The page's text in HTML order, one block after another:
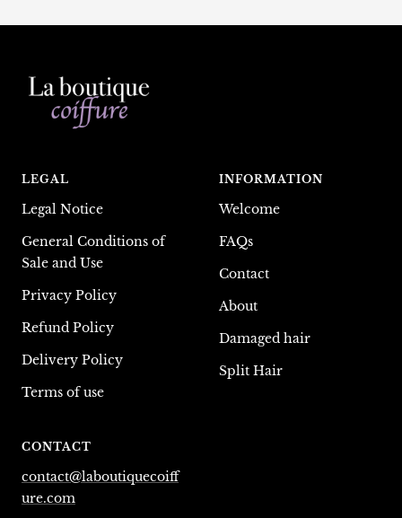
LEGAL
Legal Notice
General Conditions of
Sale and Use
Privacy Policy
Refund Policy
Delivery Policy
Terms of use
INFORMATION
Welcome
FAQs
Contact
About
Damaged hair
Split Hair
CONTACT
contact@laboutiquecoiff
ure.com